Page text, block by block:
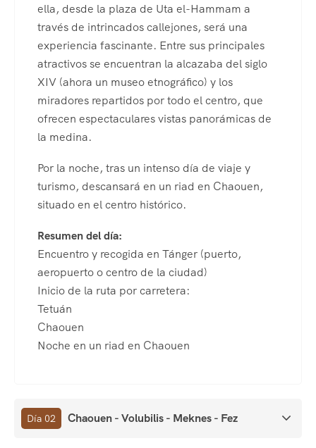
ella, desde la plaza de Uta el-Hammam a
través de intrincados callejones, será una
experiencia fascinante. Entre sus principales
atractivos se encuentran la alcazaba del siglo
XIV (ahora un museo etnográfico) y los
miradores repartidos por todo el centro, que
ofrecen espectaculares vistas panorámicas de
la medina.
Por la noche, tras un intenso día de viaje y
turismo, descansará en un riad en Chaouen,
situado en el centro histórico.
Resumen del día:
Encuentro y recogida en Tánger (puerto,
aeropuerto o centro de la ciudad)
Inicio de la ruta por carretera:
Tetuán
Chaouen
Noche en un riad en Chaouen
Día 02 Chaouen - Volubilis - Meknes - Fez